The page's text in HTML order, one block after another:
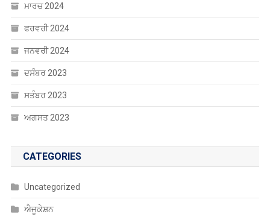
ਮਾਰਚ 2024
ਫਰਵਰੀ 2024
ਜਨਵਰੀ 2024
ਦਸੰਬਰ 2023
ਸਤੰਬਰ 2023
ਅਗਸਤ 2023
CATEGORIES
Uncategorized
ਐਜੂਕੇਸ਼ਨ